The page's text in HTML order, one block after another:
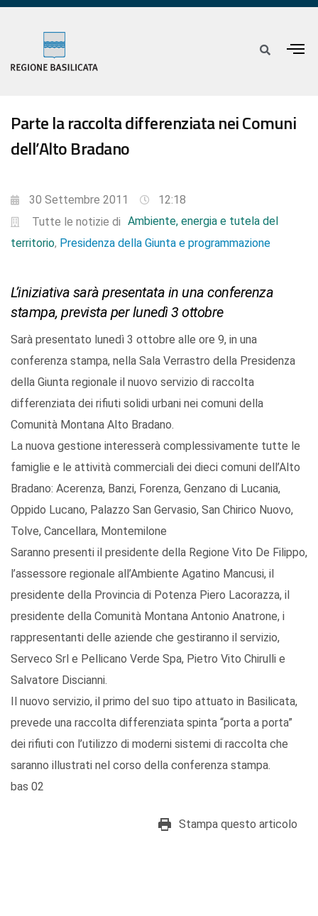
Parte la raccolta differenziata nei Comuni
dell’Alto Bradano
30 Settembre 2011
12:18
Tutte le notizie di Ambiente, energia e tutela del
territorio, Presidenza della Giunta e programmazione
L’iniziativa sarà presentata in una conferenza
stampa, prevista per lunedì 3 ottobre
Sarà presentato lunedì 3 ottobre alle ore 9, in una
conferenza stampa, nella Sala Verrastro della Presidenza
della Giunta regionale il nuovo servizio di raccolta
differenziata dei rifiuti solidi urbani nei comuni della
Comunità Montana Alto Bradano.
La nuova gestione interesserà complessivamente tutte le
famiglie e le attività commerciali dei dieci comuni dell’Alto
Bradano: Acerenza, Banzi, Forenza, Genzano di Lucania,
Oppido Lucano, Palazzo San Gervasio, San Chirico Nuovo,
Tolve, Cancellara, Montemilone
Saranno presenti il presidente della Regione Vito De Filippo,
l’assessore regionale all’Ambiente Agatino Mancusi, il
presidente della Provincia di Potenza Piero Lacorazza, il
presidente della Comunità Montana Antonio Anatrone, i
rappresentanti delle aziende che gestiranno il servizio,
Serveco Srl e Pellicano Verde Spa, Pietro Vito Chirulli e
Salvatore Discianni.
Il nuovo servizio, il primo del suo tipo attuato in Basilicata,
prevede una raccolta differenziata spinta “porta a porta”
dei rifiuti con l’utilizzo di moderni sistemi di raccolta che
saranno illustrati nel corso della conferenza stampa.
bas 02
Stampa questo articolo